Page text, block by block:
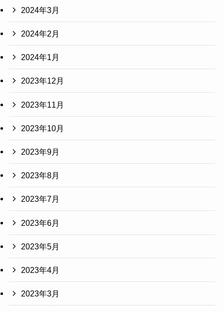
2024年3月
2024年2月
2024年1月
2023年12月
2023年11月
2023年10月
2023年9月
2023年8月
2023年7月
2023年6月
2023年5月
2023年4月
2023年3月